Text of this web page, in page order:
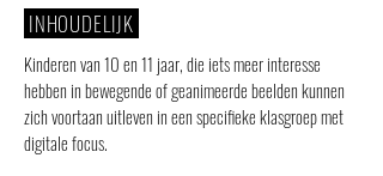
INHOUDELIJK
Kinderen van 10 en 11 jaar, die iets meer interesse
hebben in bewegende of geanimeerde beelden kunnen
zich voortaan uitleven in een specifieke klasgroep met
digitale focus.